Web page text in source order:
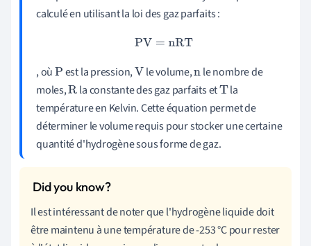
calculé en utilisant la loi des gaz parfaits :
PV=nRT
, oùP est la pression, V le volume,n le nombre de
moles,R la constante des gaz parfaits etTla
température en Kelvin. Cette équation permet de
déterminer le volume requis pour stocker une certaine
quantité d'hydrogène sous forme de gaz.
Il est intéressant de noter que l'hydrogène liquide doit
être maintenu à une température de -253 °C pour rester